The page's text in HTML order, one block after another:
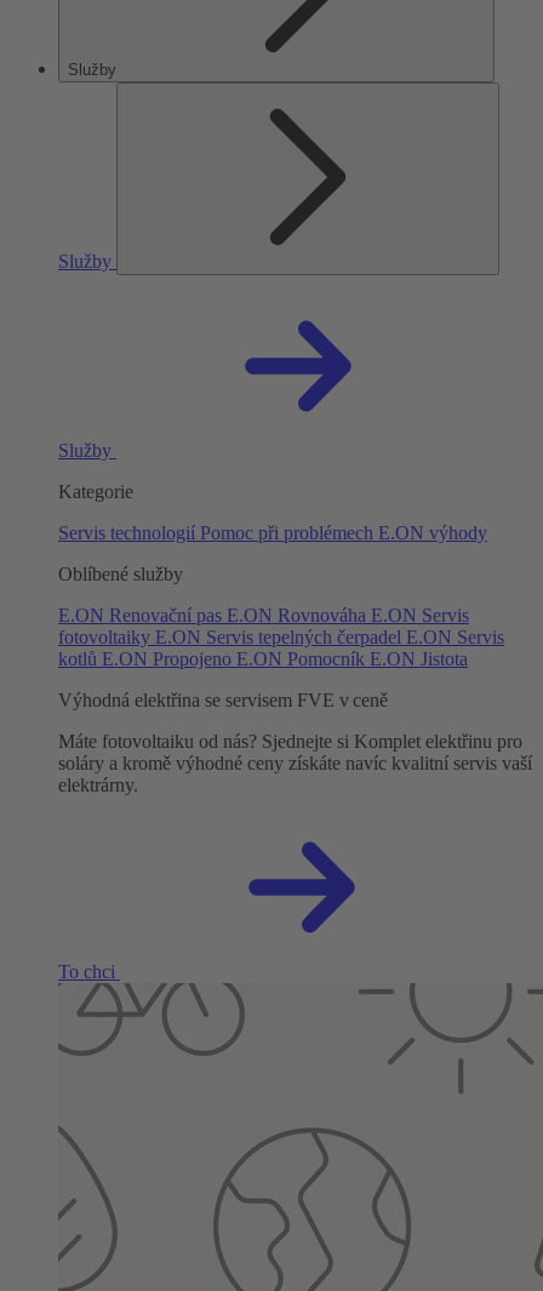
Služby
Služby
Služby
Kategorie
Servis technologií Pomoc při problémech E.ON výhody
Oblíbené služby
E.ON Renovační pas E.ON Rovnováha E.ON Servis
fotovoltaiky E.ON Servis tepelných čerpadel E.ON Servis
kotlů E.ON Propojeno E.ON Pomocník E.ON Jistota
Výhodná elektřina se servisem FVE v ceně
Máte fotovoltaiku od nás? Sjednejte si Komplet elektřinu pro
soláry a kromě výhodné ceny získáte navíc kvalitní servis vaší
elektrárny.
To chci